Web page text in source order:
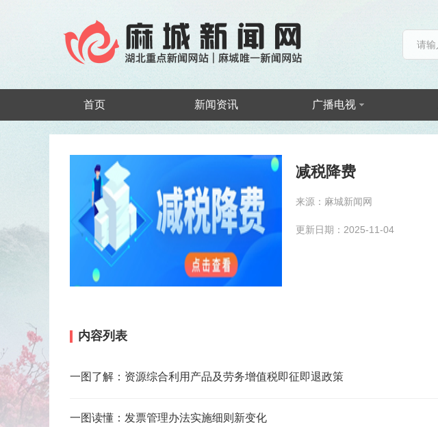
首页 新闻资讯 广播电视
减税降费
来源：麻城新闻网
更新日期：2025-11-04
内容列表
一图了解：资源综合利用产品及劳务增值税即征即退政策
一图读懂：发票管理办法实施细则新变化